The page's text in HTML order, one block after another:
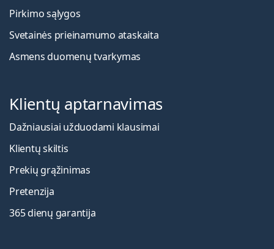
Pirkimo sąlygos
Svetainės prieinamumo ataskaita
Asmens duomenų tvarkymas
Klientų aptarnavimas
Dažniausiai užduodami klausimai
Klientų skiltis
Prekių grąžinimas
Pretenzija
365 dienų garantija